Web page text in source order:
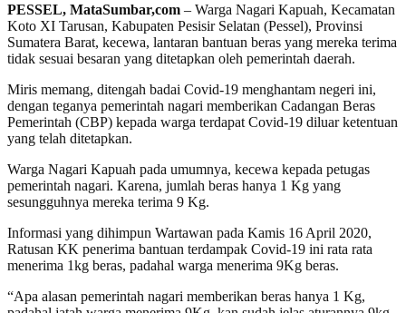
PESSEL, MataSumbar,com – Warga Nagari Kapuah, Kecamatan
Koto XI Tarusan, Kabupaten Pesisir Selatan (Pessel), Provinsi
Sumatera Barat, kecewa, lantaran bantuan beras yang mereka terima
tidak sesuai besaran yang ditetapkan oleh pemerintah daerah.
Miris memang, ditengah badai Covid-19 menghantam negeri ini,
dengan teganya pemerintah nagari memberikan Cadangan Beras
Pemerintah (CBP) kepada warga terdapat Covid-19 diluar ketentuan
yang telah ditetapkan.
Warga Nagari Kapuah pada umumnya, kecewa kepada petugas
pemerintah nagari. Karena, jumlah beras hanya 1 Kg yang
sesungguhnya mereka terima 9 Kg.
Informasi yang dihimpun Wartawan pada Kamis 16 April 2020,
Ratusan KK penerima bantuan terdampak Covid-19 ini rata rata
menerima 1kg beras, padahal warga menerima 9Kg beras.
“Apa alasan pemerintah nagari memberikan beras hanya 1 Kg,